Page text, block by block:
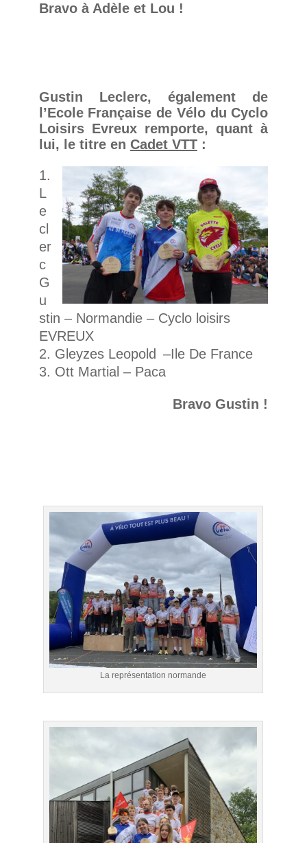
Bravo à Adèle et Lou !
Gustin Leclerc, également de
l’Ecole Française de Vélo du Cyclo
Loisirs Evreux remporte, quant à
lui, le titre en Cadet VTT:
L
e
cl
er
c
G
u
stin – Normandie – Cyclo loisirs
EVREUX
Gleyzes Leopold –Ile De France
Ott Martial – Paca
Bravo Gustin !
La représentation normande